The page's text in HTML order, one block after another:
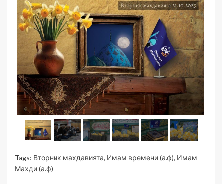
Tags: Вторник махдавията, Имам времени (а.ф), Имам
Махди (а.ф)